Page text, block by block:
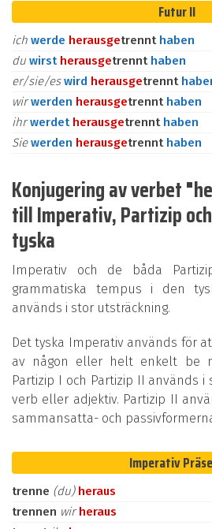
Futur II
ich werde herausgetrennt haben
du wirst herausgetrennt haben
er/sie/eswird herausgetrennt
wirwerden herausgetrennt haben
ihrwerdet herausgetrennt haben
Siewerden herausgetrennt haben
Konjugering av verbet
till Imperativ, Partizip
tyska
Imperativ och de båda
grammatiska tempus i den
används i stor utsträckning.
Det tyska Imperativ används för
av någon eller helt enkelt be
Partizip I och Partizip II används
verb eller adjektiv. Partizip II
sammansatta- och
Imperativ
trenne (du) heraus
trennen wirheraus